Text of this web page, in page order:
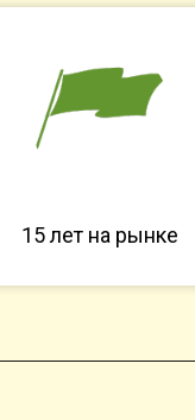
15 лет на рынке